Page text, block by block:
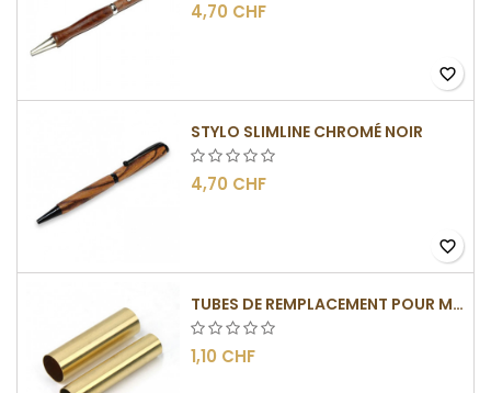
4,70 CHF
favorite_border
STYLO SLIMLINE CHROMÉ NOIR
4,70 CHF
favorite_border
TUBES DE REMPLACEMENT POUR MÉCANISMES SLIMLINE
1,10 CHF